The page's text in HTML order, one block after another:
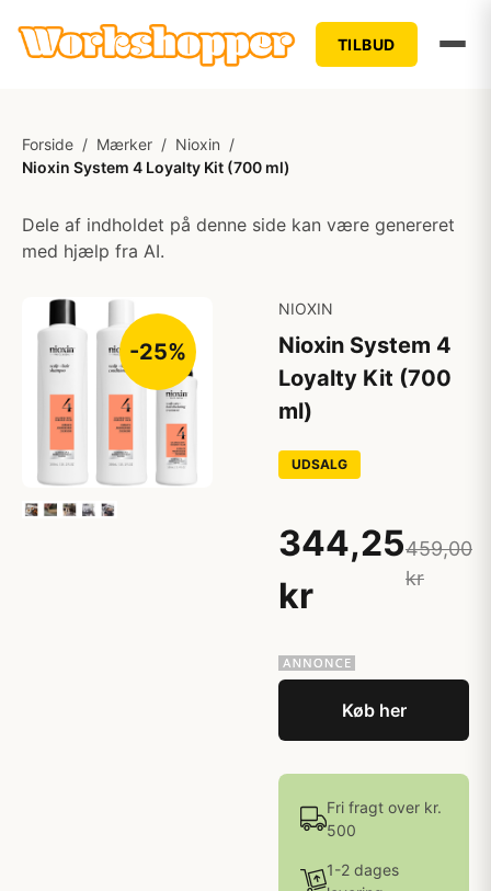
TILBUD
Forside / Mærker / Nioxin /
Nioxin System 4 Loyalty Kit (700 ml)
Dele af indholdet på denne side kan være genereret
med hjælp fra AI.
-25%
NIOXIN
Nioxin System 4
Loyalty Kit (700
ml)
UDSALG
344,25
kr
459,00
kr
Køb her
Fri fragt over kr.
500
1-2 dages